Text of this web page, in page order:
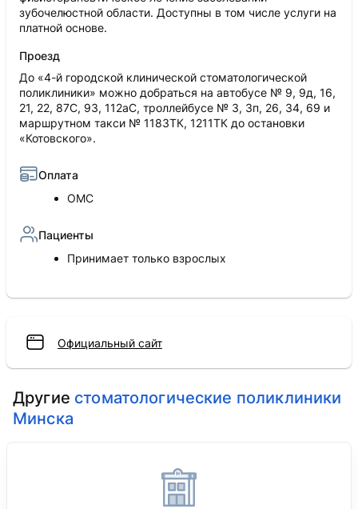
зубочелюстной области. Доступны в том числе услуги на
платной основе.
Проезд
До «4-й городской клинической стоматологической
поликлиники» можно добраться на автобусе № 9, 9д, 16,
21, 22, 87С, 93, 112аС, троллейбусе № 3, 3п, 26, 34, 69 и
маршрутном такси № 1183ТК, 1211ТК до остановки
«Котовского».
Оплата
ОМС
Пациенты
Принимает только взрослых
Официальный сайт
Другие стоматологические поликлиники
Минска